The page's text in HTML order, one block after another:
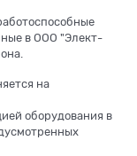
в ООО "Элект-
на
оборудования в